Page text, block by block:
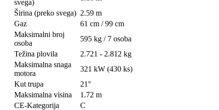
svega)
Širina (preko svega) 2.59 m
Gaz
61 cm / 99 cm
Maksimalni broj
osoba
595 kg / 7 osoba
Težina plovila
2.721 - 2.812 kg
Maksimalna snaga
motora
321 kW (430 ks)
Kut trupa
21°
Maksimalna visina
1.72 m
CE-Kategorija
C